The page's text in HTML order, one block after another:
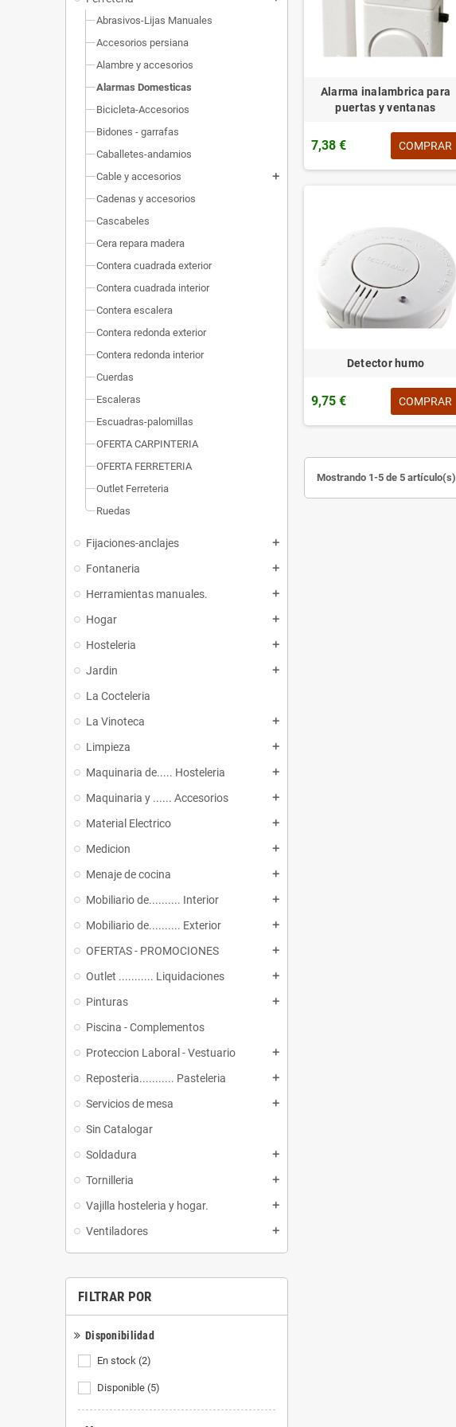
Abrasivos-Lijas Manuales
Accesorios persiana
Alambre y accesorios
Alarmas Domesticas
Bicicleta-Accesorios
Bidones - garrafas
Caballetes-andamios
Cable y accesorios
add
Cadenas y accesorios
Cascabeles
Cera repara madera
Contera cuadrada exterior
Contera cuadrada interior
Contera escalera
Contera redonda exterior
Contera redonda interior
Cuerdas
Escaleras
Escuadras-palomillas
OFERTA CARPINTERIA
OFERTA FERRETERIA
Outlet Ferreteria
Ruedas
Fijaciones-anclajes add
Fontaneria add
Herramientas manuales. add
Hogar add
Hosteleria add
Jardin add
La Cocteleria
La Vinoteca
add
Limpieza add
Maquinaria de..... Hosteleria add
Maquinaria y ...... Accesorios add
Material Electrico add
Medicion add
Menaje de cocina add
Mobiliario de.......... Interior add
Mobiliario de.......... Exterior add
OFERTAS - PROMOCIONES add
Outlet ........... Liquidaciones add
Pinturas add
Piscina - Complementos
Proteccion Laboral - Vestuario
add
Reposteria........... Pasteleria add
Servicios de mesa add
Sin Catalogar
Soldadura
add
Tornilleria add
Vajilla hosteleria y hogar. add
Ventiladores add
FILTRAR POR
Disponibilidad
En stock (2)
Disponible (5)
Alarma inalambrica para
puertas y ventanas
7,38 € COMPRAR
Detector humo
9,75 € COMPRAR
Mostrando 1-5 de 5 artículo(s)